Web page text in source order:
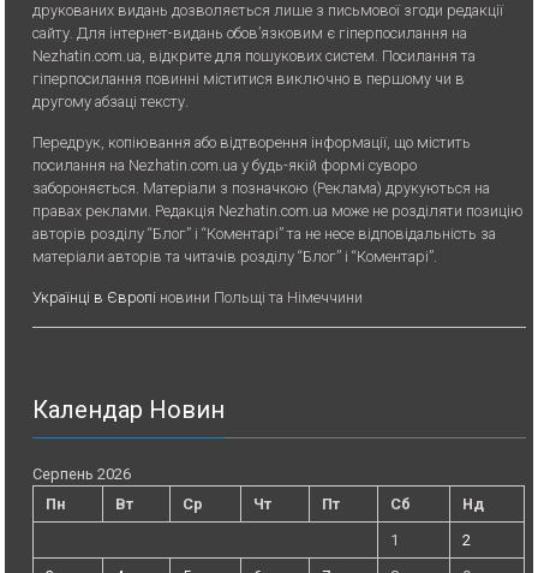
друкованих видань дозволяється лише з письмової згоди редакції
сайту. Для iнтернет-видань обов’язковим є гiперпосилання на
Nezhatin.com.ua, відкрите для пошукових систем. Посилання та
гіперпосилання повинні міститися виключно в першому чи в
другому абзаці тексту.
Передрук, копiювання або вiдтворення iнформацiї, що мiстить
посилання на Nezhatin.com.ua у будь-якiй формi суворо
забороняється. Матеріали з позначкою (Реклама) друкуються на
правах реклами. Редакція Nezhatin.com.ua може не розділяти позицію
авторів розділу “Блог” і “Коментарі” та не несе відповідальність за
матеріали авторів та читачів розділу “Блог” і “Коментарі”.
Українці в Європі новини Польщі та Німеччини
Календар Новин
Серпень 2026
Пн
Вт Ср Чт Пт Сб
Нд
1
2